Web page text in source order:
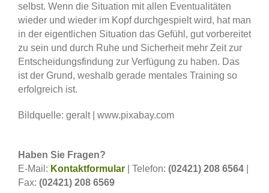
selbst. Wenn die Situation mit allen Eventualitäten
wieder und wieder im Kopf durchgespielt wird, hat man
in der eigentlichen Situation das Gefühl, gut vorbereitet
zu sein und durch Ruhe und Sicherheit mehr Zeit zur
Entscheidungsfindung zur Verfügung zu haben. Das
ist der Grund, weshalb gerade mentales Training so
erfolgreich ist.
Bildquelle: geralt | www.pixabay.com
Haben Sie Fragen?
E-Mail: Kontaktformular | Telefon: (02421) 208 6564
Fax: (02421) 208 6569